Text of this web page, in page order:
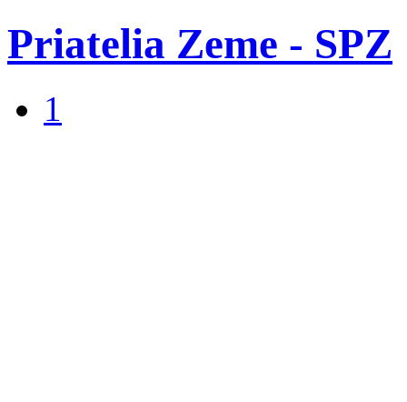
Priatelia Zeme - SPZ
1